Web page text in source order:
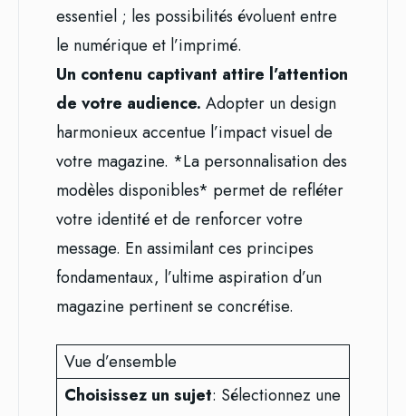
essentiel ; les possibilités évoluent entre
le numérique et l’imprimé.
Un contenu captivant attire l’attention
de votre audience. Adopter un design
harmonieux accentue l’impact visuel de
votre magazine. *La personnalisation des
modèles disponibles* permet de refléter
votre identité et de renforcer votre
message. En assimilant ces principes
fondamentaux, l’ultime aspiration d’un
magazine pertinent se concrétise.
Vue d’ensemble
Choisissez un sujet: Sélectionnez une